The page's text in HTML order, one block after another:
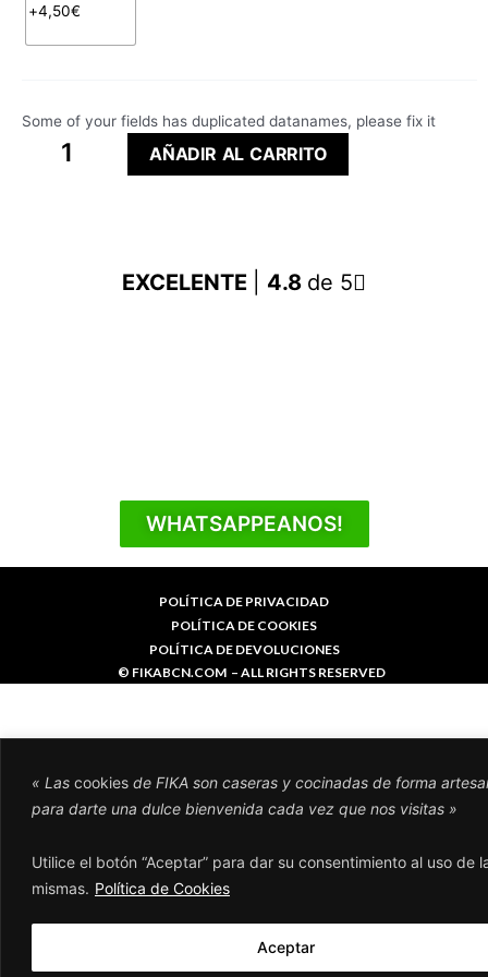
« Las cookies de FIKA son caseras y cocinadas de forma
para darte una dulce bienvenida cada vez que nos visitas »
Utilice el botón “Aceptar” para dar su consentimiento al uso de
mismas. Política de Cookies
Aceptar
Some of your fields has duplicated datanames, please fix it
AÑADIR AL CARRITO
EXCELENTE 4.8 de 5
WHATSAPPEANOS!​
© FIKABCN.COM – ALL RIGHTS RESERVED
POLÍTICA DE PRIVACIDAD
POLÍTICA DE COOKIES
POLÍTICA DE DEVOLUCIONES